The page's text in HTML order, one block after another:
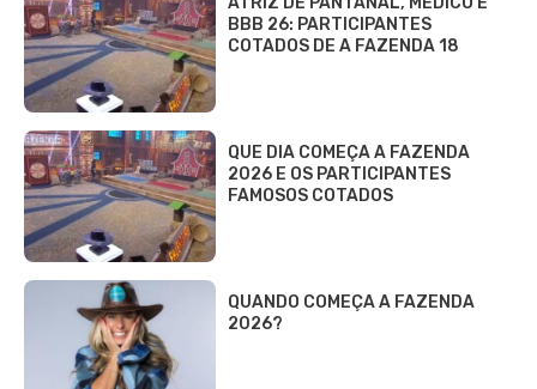
BBB 26: PARTICIPANTES
COTADOS DE A FAZENDA 18
QUE DIA COMEÇA A FAZENDA
2026 E OS PARTICIPANTES
FAMOSOS COTADOS
QUANDO COMEÇA A FAZENDA
2026?